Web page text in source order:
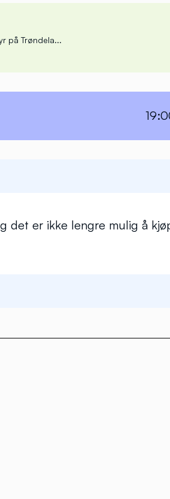
på Trøndela...
Benedicte
Blått
det er ikke lengre mulig å